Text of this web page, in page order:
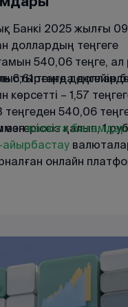
Банкі 2025 жылғы 09
доллардың теңгеге
540,06 теңге, ал
6,61 теңге
доллар
көрсетті – 1,57
540,06
қалып, 1
валюта
айырбастау
онлайн